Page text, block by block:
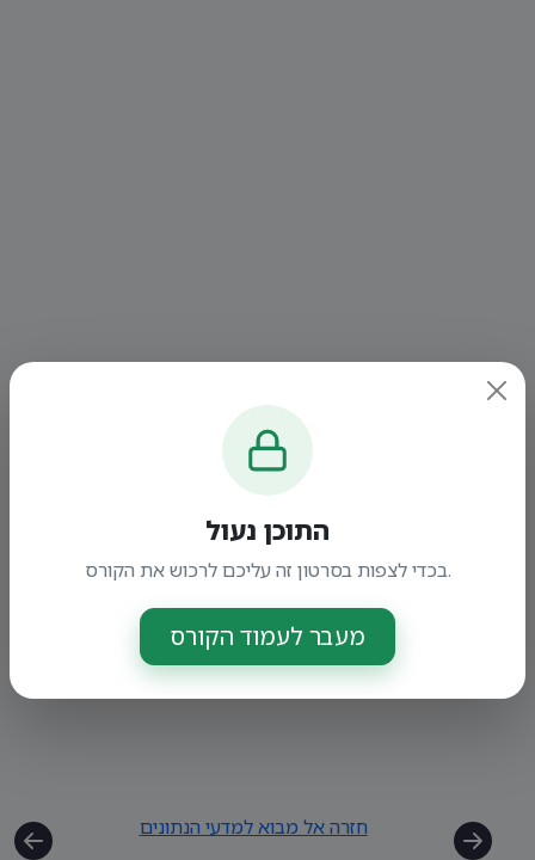
חזרה אל מבוא למדעי הנתונים
התוכן נעול
בכדי לצפות בסרטון זה עליכם לרכוש את הקורס.
מעבר לעמוד הקורס